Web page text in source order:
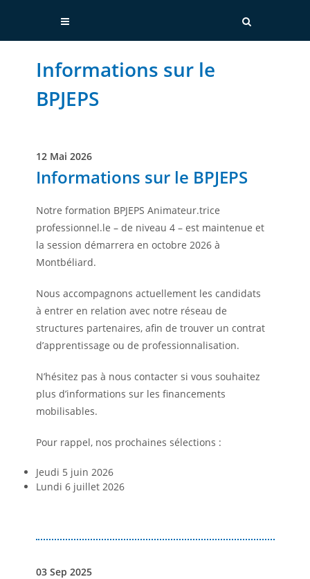
Informations sur le
BPJEPS
12 Mai 2026
Informations sur le BPJEPS
Notre formation BPJEPS Animateur.trice
professionnel.le – de niveau 4 – est maintenue et
la session démarrera en octobre 2026 à
Montbéliard.
Nous accompagnons actuellement les candidats
à entrer en relation avec notre réseau de
structures partenaires, afin de trouver un contrat
d’apprentissage ou de professionnalisation.
N’hésitez pas à nous contacter si vous souhaitez
plus d’informations sur les financements
mobilisables.
Pour rappel, nos prochaines sélections :
Jeudi 5 juin 2026
Lundi 6 juillet 2026
03 Sep 2025